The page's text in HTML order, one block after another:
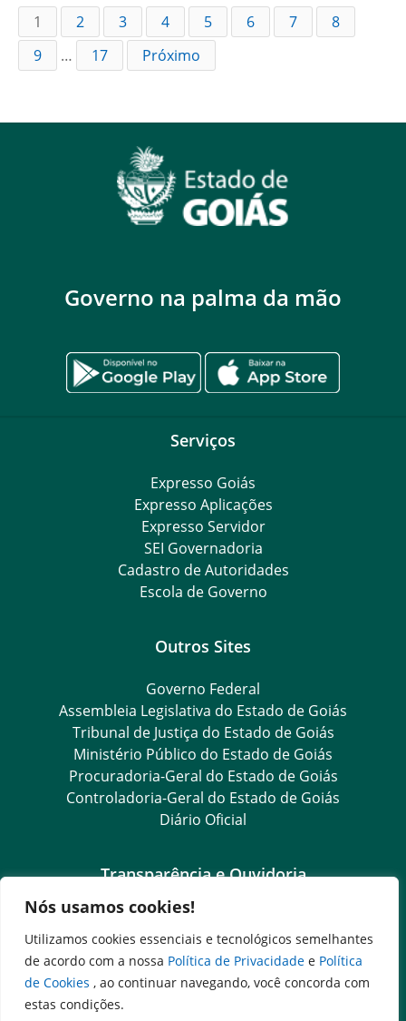
Nós usamos cookies!
Utilizamos cookies essenciais e tecnológicos semelhantes
de acordo com a nossa Política de Privacidade e Política
de Cookies , ao continuar navegando, você concorda com
estas condições.
1 2 3 4 5 6 7
8
9
… 17 Próximo
Governo na palma da mão
Serviços
Expresso Goiás
Expresso Aplicações
Expresso Servidor
SEI Governadoria
Cadastro de Autoridades
Escola de Governo
Outros Sites
Governo Federal
Assembleia Legislativa do Estado de Goiás
Tribunal de Justiça do Estado de Goiás
Ministério Público do Estado de Goiás
Procuradoria-Geral do Estado de Goiás
Controladoria-Geral do Estado de Goiás
Diário Oficial
Transparência e Ouvidoria
Goiás Transparência
Dados Abertos Goiás
Ouvidoria Setorial
Ouvidoria Geral
SIC – Serviço de Informação ao Cidadão